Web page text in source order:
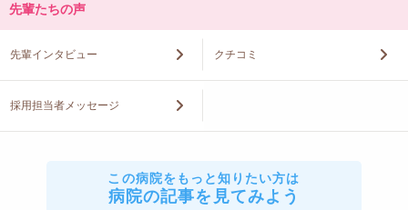
先輩たちの声
先輩インタビュー クチコミ
採用担当者メッセージ
この病院をもっと知りたい方は
病院の記事を見てみよう